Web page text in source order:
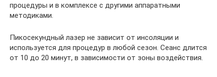
процедуры и в комплексе с другими аппаратными
методиками.
Пикосекундный лазер не зависит от инсоляции и
используется для процедур в любой сезон. Сеанс длится
от 10 до 20 минут, в зависимости от зоны воздействия.